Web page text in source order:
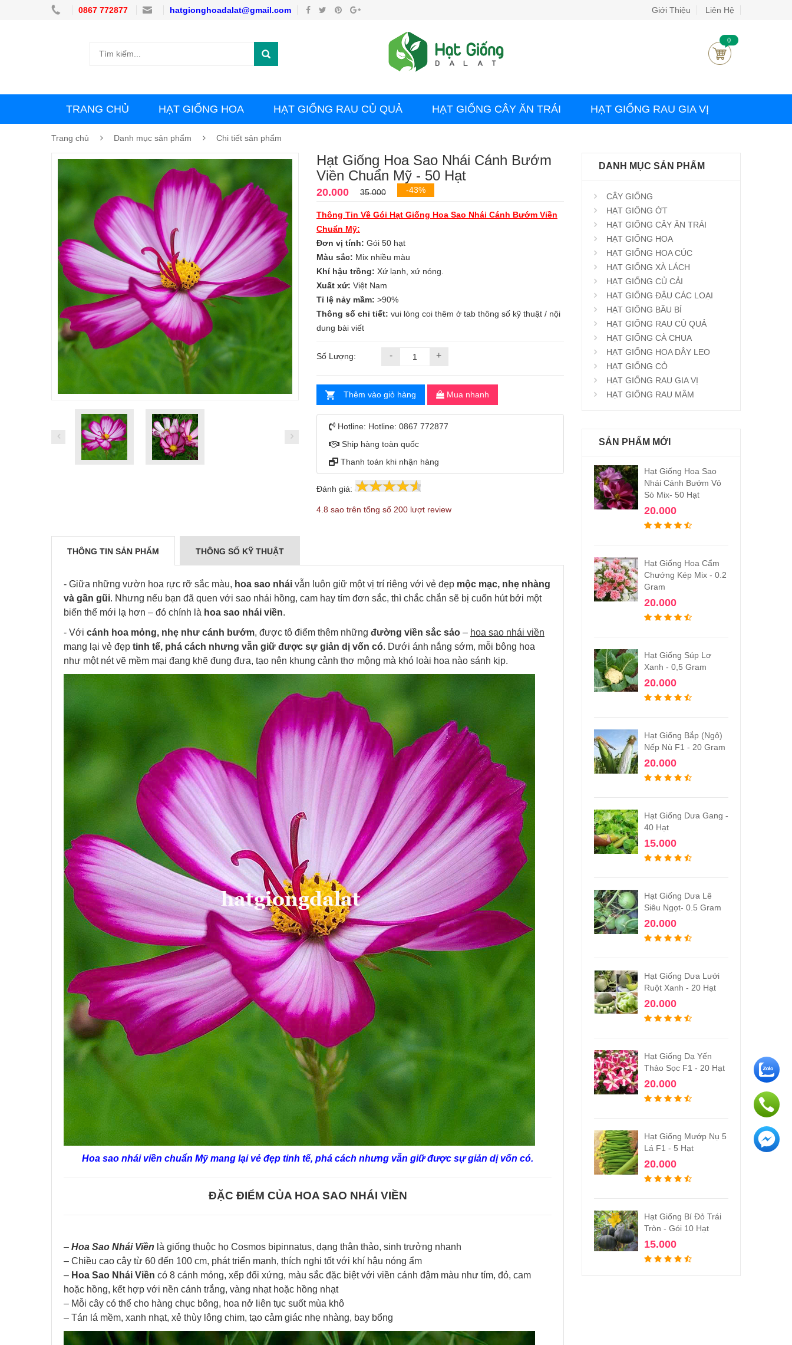
0867 772877 hatgionghoadalat@gmail.com Giới Thiệu Liên Hệ
0
TRANG CHỦ HẠT GIỐNG HOA HẠT GIỐNG RAU CỦ QUẢ HẠT GIỐNG CÂY ĂN TRÁI HẠT GIỐNG RAU GIA VỊ
Trang chủ Danh mục sản phẩm Chi tiết sản phẩm
Hạt Giống Hoa Sao Nhái Cánh Bướm
Viền Chuẩn Mỹ - 50 Hạt
20.000 35.000 -43%
Thông Tin Về Gói Hạt Giống Hoa Sao Nhái Cánh Bướm Viền
Chuẩn Mỹ:
Đơn vị tính: Gói 50 hạt
Màu sắc: Mix nhiều màu
Khí hậu trồng: Xứ lạnh, xứ nóng.
Xuất xứ: Việt Nam
Tỉ lệ nảy mầm: >90%
Thông số chi tiết: vui lòng coi thêm ở tab thông số kỹ thuật / nội
dung bài viết
Số Lượng: - +
Thêm vào giỏ hàng Mua nhanh
Hotline: Hotline: 0867 772877
Ship hàng toàn quốc
Thanh toán khi nhận hàng
Đánh giá: 4.8 200
4.8 sao trên tổng số 200 lượt review
THÔNG TIN SẢN PHẨM THÔNG SỐ KỸ THUẬT
- Giữa những vườn hoa rực rỡ sắc màu, hoa sao nhái vẫn luôn giữ một vị trí riêng với vẻ đẹp mộc mạc, nhẹ nhàng
và gần gũi. Nhưng nếu bạn đã quen với sao nhái hồng, cam hay tím đơn sắc, thì chắc chắn sẽ bị cuốn hút bởi một
biến thể mới lạ hơn – đó chính là hoa sao nhái viền.
- Với cánh hoa mỏng, nhẹ như cánh bướm, được tô điểm thêm những đường viền sắc sảo – hoa sao nhái viền
mang lại vẻ đẹp tinh tế, phá cách nhưng vẫn giữ được sự giản dị vốn có. Dưới ánh nắng sớm, mỗi bông hoa
như một nét vẽ mềm mại đang khẽ đung đưa, tạo nên khung cảnh thơ mộng mà khó loài hoa nào sánh kịp.
Hoa sao nhái viền chuẩn Mỹ mang lại vẻ đẹp tinh tế, phá cách nhưng vẫn giữ được sự giản dị vốn có.
ĐẶC ĐIỂM CỦA HOA SAO NHÁI VIỀN
– Hoa Sao Nhái Viền là giống thuộc họ Cosmos bipinnatus, dạng thân thảo, sinh trưởng nhanh
– Chiều cao cây từ 60 đến 100 cm, phát triển mạnh, thích nghi tốt với khí hậu nóng ẩm
– Hoa Sao Nhái Viền có 8 cánh mỏng, xếp đối xứng, màu sắc đặc biệt với viền cánh đậm màu như tím, đỏ, cam
hoặc hồng, kết hợp với nền cánh trắng, vàng nhạt hoặc hồng nhạt
– Mỗi cây có thể cho hàng chục bông, hoa nở liên tục suốt mùa khô
– Tán lá mềm, xanh nhạt, xẻ thùy lông chim, tạo cảm giác nhẹ nhàng, bay bổng
DANH MỤC SẢN PHẨM
CÂY GIỐNG
HẠT GIỐNG ỚT
HẠT GIỐNG CÂY ĂN TRÁI
HẠT GIỐNG HOA
HẠT GIỐNG HOA CÚC
HẠT GIỐNG XÀ LÁCH
HẠT GIỐNG CỦ CẢI
HẠT GIỐNG ĐẬU CÁC LOẠI
HẠT GIỐNG BẦU BÍ
HẠT GIỐNG RAU CỦ QUẢ
HẠT GIỐNG CÀ CHUA
HẠT GIỐNG HOA DÂY LEO
HẠT GIỐNG CỎ
HẠT GIỐNG RAU GIA VỊ
HẠT GIỐNG RAU MẦM
SẢN PHẨM MỚI
Hạt Giống Hoa Sao
Nhái Cánh Bướm Vỏ
Sò Mix- 50 Hạt
20.000
Hạt Giống Hoa Cẩm
Chướng Kép Mix - 0.2
Gram
20.000
Hạt Giống Súp Lơ
Xanh - 0,5 Gram
20.000
Hạt Giống Bắp (Ngô)
Nếp Nù F1 - 20 Gram
20.000
Hạt Giống Dưa Gang -
40 Hạt
15.000
Hạt Giống Dưa Lê
Siêu Ngọt- 0.5 Gram
20.000
Hạt Giống Dưa Lưới
Ruột Xanh - 20 Hạt
20.000
Hạt Giống Dạ Yến
Thảo Sọc F1 - 20 Hạt
20.000
Hạt Giống Mướp Nụ 5
Lá F1 - 5 Hạt
20.000
Hạt Giống Bí Đỏ Trái
Tròn - Gói 10 Hạt
15.000